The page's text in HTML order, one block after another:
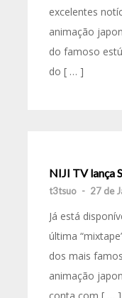
excelentes
animação
do famoso
do [ … ]
NIJI TV lança
t3tsuo - 27 de
Já está
última
dos mais
animação